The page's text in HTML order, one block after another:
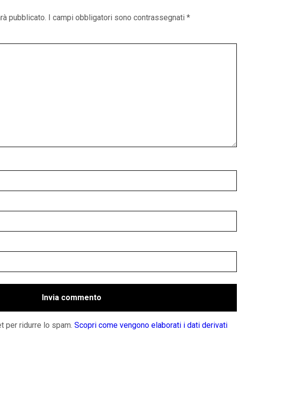
pubblicato. I campi obbligatori sono contrassegnati *
per ridurre lo spam. Scopri come vengono elaborati i dati derivati